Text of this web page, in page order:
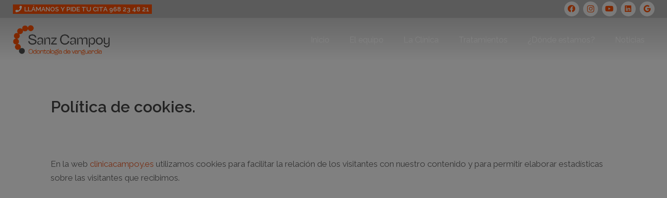
LLÁMANOS Y PIDE TU CITA 968 23 48 21
Política de cookies.
En la web clinicacampoy.es utilizamos cookies para facilitar la relación de los visitantes con nuestro contenido y para permitir elaborar estadísticas
sobre las visitantes que recibimos.